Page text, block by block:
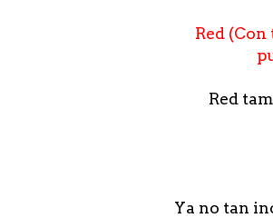
Red
Red
Ya no tan